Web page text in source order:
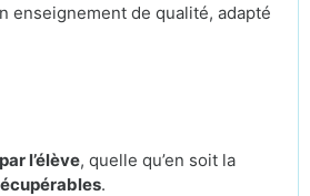
enseignement de qualité, adapté
par l’élève, quelle qu’en soit la
.